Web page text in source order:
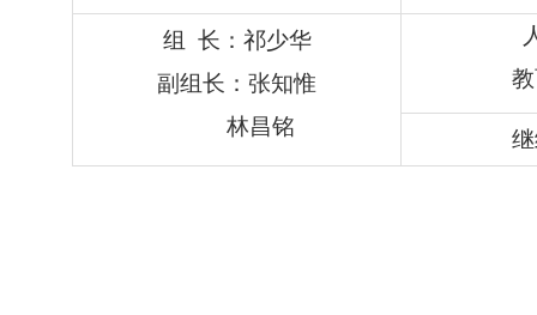
组
长：祁少华
副组长：张知惟
林昌铭